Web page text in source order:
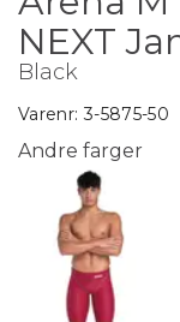
NEXT
Black
Varenr:3-5875-50
Andre farger